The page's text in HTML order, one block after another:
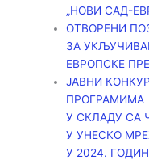
„НОВИ САД-
ОТВОРЕНИ
ЗА
ЕВРОПСКЕ
ЈАВНИ
ПРОГРАМИМА
У СКЛАДУ СА
У УНЕСКО
У 2024.